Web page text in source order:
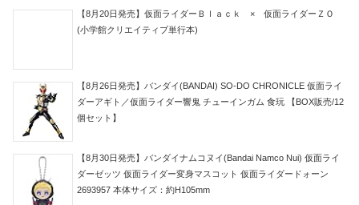
【8月20日発売】仮面ライダーＢｌａｃｋ × 仮面ライダーＺＯ
(小学館クリエイティブ単行本)
【8月26日発売】バンダイ(BANDAI) SO-DO CHRONICLE 仮面ライ
ダーアギト／仮面ライダー響鬼 チューインガム 食玩 【BOX販売/12
個セット】
【8月30日発売】バンダイナムコヌイ(Bandai Namco Nui) 仮面ライ
ダーゼッツ 仮面ライダー変身マスコット 仮面ライダードォーン
2693957 本体サイズ：約H105mm